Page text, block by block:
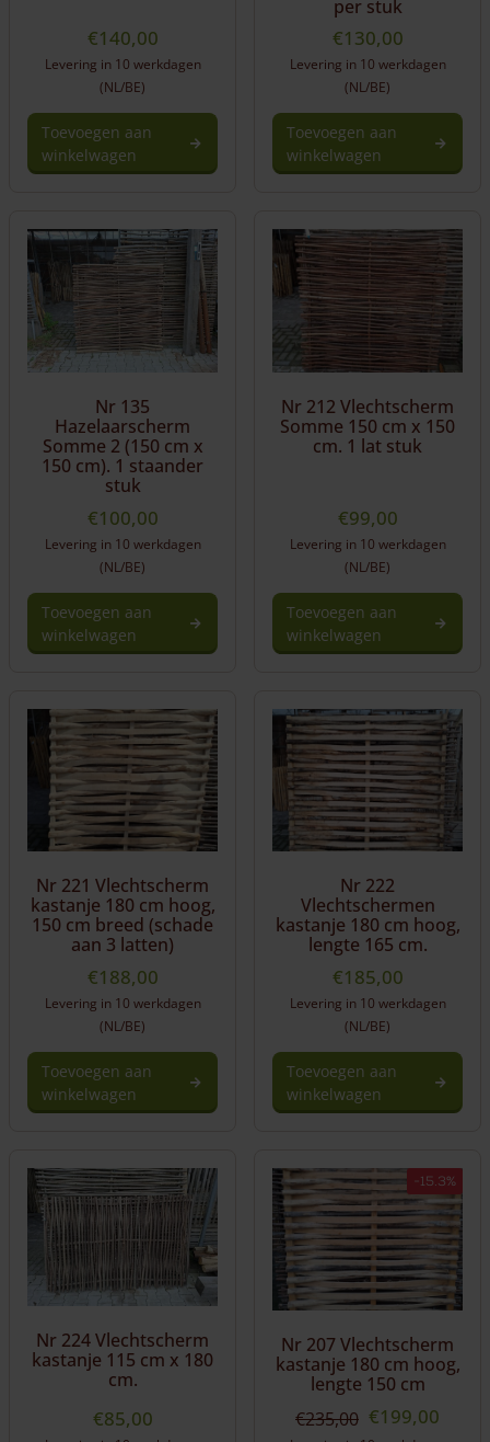
€140,00
Levering in 10 werkdagen
(NL/BE)
Toevoegen aan
winkelwagen
per stuk
€130,00
Levering in 10 werkdagen
(NL/BE)
Toevoegen aan
winkelwagen
Nr 135
Hazelaarscherm
Somme 2 (150 cm x
150 cm). 1 staander
stuk
€100,00
Levering in 10 werkdagen
(NL/BE)
Toevoegen aan
winkelwagen
Nr 212 Vlechtscherm
Somme 150 cm x 150
cm. 1 lat stuk
€99,00
Levering in 10 werkdagen
(NL/BE)
Toevoegen aan
winkelwagen
Nr 221 Vlechtscherm
kastanje 180 cm hoog,
150 cm breed (schade
aan 3 latten)
€188,00
Levering in 10 werkdagen
(NL/BE)
Toevoegen aan
winkelwagen
Nr 222
Vlechtschermen
kastanje 180 cm hoog,
lengte 165 cm.
€185,00
Levering in 10 werkdagen
(NL/BE)
Toevoegen aan
winkelwagen
Nr 224 Vlechtscherm
kastanje 115 cm x 180
cm.
€85,00
-15.3%
Nr 207 Vlechtscherm
kastanje 180 cm hoog,
lengte 150 cm
€235,00 €199,00